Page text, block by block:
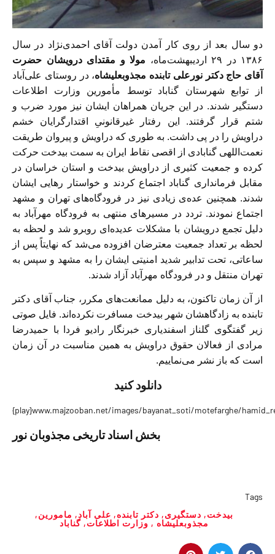
دو سال بعد از روی کار آمدن دولت آقای احمدی‌نژاد در سال
۱۳۸۶ در ۲۹ اردیبهشت‌ماه،
مولا و مقتدای درویشان حضرت
آقای حاج دکتر نورعلی تابنده مجذوبعليشاه، در روستای علی‌آباد
از توابع شهرستان گناباد توسط مأمورین وزارت اطلاعات
دستگیر شدند. در این جریان همراهان ایشان نیز مورد ضرب و
شتم قرار گرفتند. این رفتار غیرقانونیِ اقتدارگرایان خشم
دراویش را در پی داشت. به طوری که دراویش و پیروان طریقت
نعمت‌اللهی گنابادی از اقصی نقاط ایران به سمت بیدخت حرکت
کرده و جمعیت کثیری از دراویش بیدخت و استان خراسان در
مقابل فرمانداری گناباد اجتماع کردند و خواستار رهایی ایشان
شدند. همچنین عده‌ی زیادی نیز در فرودگاه‌های تهران و مشهد
اجتماع نمودند. تردد در مسیرهای منتهی به فرودگاه مهرآباد به
دلیل تجمع درویشان با مشکلات عدیده‌ای روبرو شد و لحظه به
لحظه بر تعداد جمعیت معترضان افزوده می‌شد که نهایتاً پس از
ساعاتی، تحت تدابیر شدید امنیتی ایشان را به مشهد و سپس به
تهران منتقل و در فرودگاه مهرآباد آزاد شدند.
از آن زمان تاکنون، به دلیل ممانعت‌ها‌ی مکرر، جناب آقای دکتر
تابنده به زادگاهشان شهر بیدخت مسافرت نکرده‌اند. فایل صوتی
زیر گفتگوی گلناز اسفندیاری خبرنگار رادیو فردا با حمیدرضا
مرادی از فعالان حقوق دراویش به همین مناسبت در آن زمان
است که باز نشر می‌نماییم.
دانلود کنید
{play}www.majzooban.net/images/bayanat_soti/motefarghe/
بخش اسناد تاریخی مجذوبان نور
Tags
بیدخت, دستگیری, دکتر تابنده, علی آباد, مامورین,
مجذوبعليشاه , وزارت اطلاعات,گناباد